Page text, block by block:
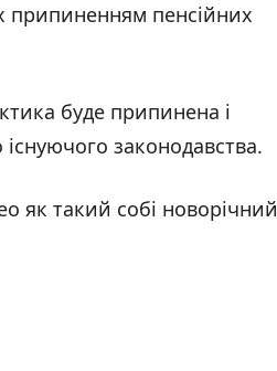
припиненням пенсійних
буде припинена і
існуючого законодавства.
як такий собі новорічний